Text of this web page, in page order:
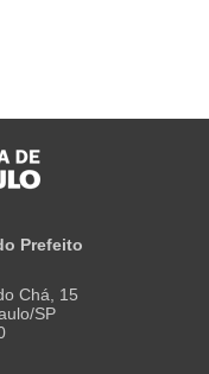
Prefeito
Chá, 15
SP